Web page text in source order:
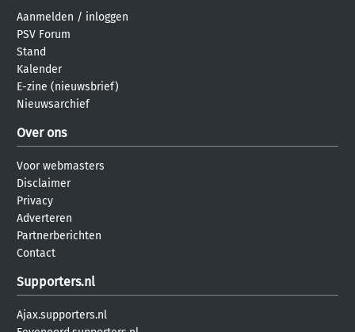
Aanmelden / inloggen
PSV Forum
Stand
Kalender
E-zine (nieuwsbrief)
Nieuwsarchief
Over ons
Voor webmasters
Disclaimer
Privacy
Adverteren
Partnerberichten
Contact
Supporters.nl
Ajax.supporters.nl